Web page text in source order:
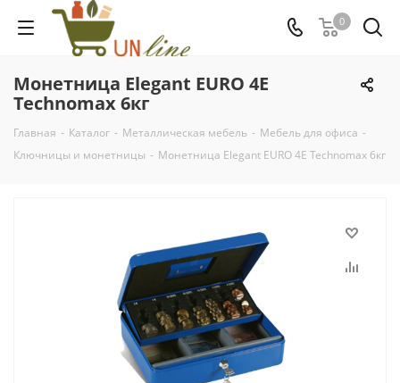
0
Монетница Elegant EURO 4E
Technomax 6кг
Главная - Каталог - Металлическая мебель - Мебель для офиса -
Ключницы и монетницы - Монетница Elegant EURO 4E Technomax 6кг